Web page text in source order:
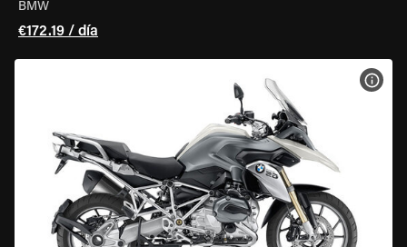
BMW
€172.19 / día
VER